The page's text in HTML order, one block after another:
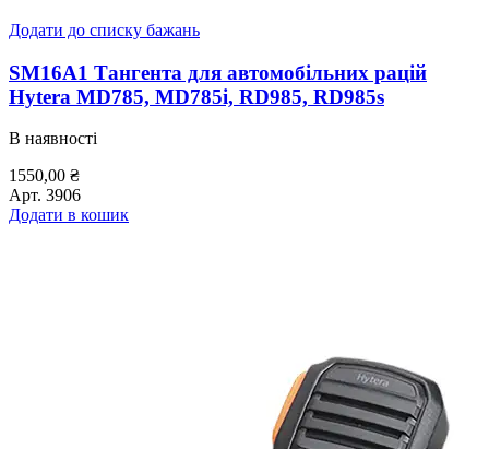
Додати до списку бажань
SM16A1 Тангента для автомобільних рацій
Hytera MD785, MD785i, RD985, RD985s
В наявності
1550,00 ₴
Арт. 3906
Додати в кошик